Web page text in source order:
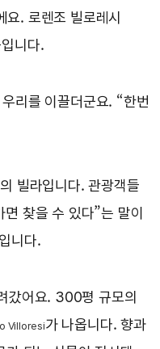
. 로렌조 빌로레시
니다.
리를 이끌더군요. “한번
빌라입니다. 관광객들
찾을 수 있다”는 말이
니다.
갔어요. 300평 규모의
Villoresi가 나옵니다. 향과